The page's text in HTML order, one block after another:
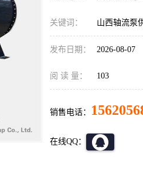
关键词： 山西轴流泵
发布日期： 2026-08-07
阅 读 量： 103
销售电话：
在线QQ：